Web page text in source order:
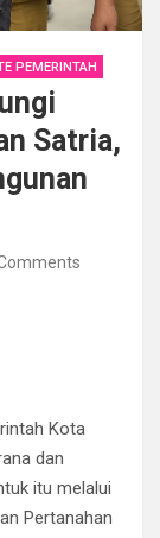
PEMERINTAH
Satria,
Kota
dan
itu melalui
Pertanahan